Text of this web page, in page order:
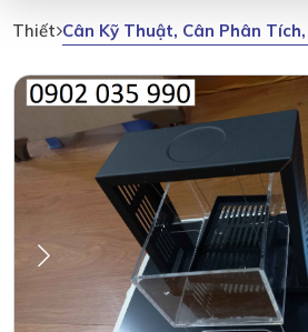
Thiết BịCân Kỹ Thuật, Cân Phân